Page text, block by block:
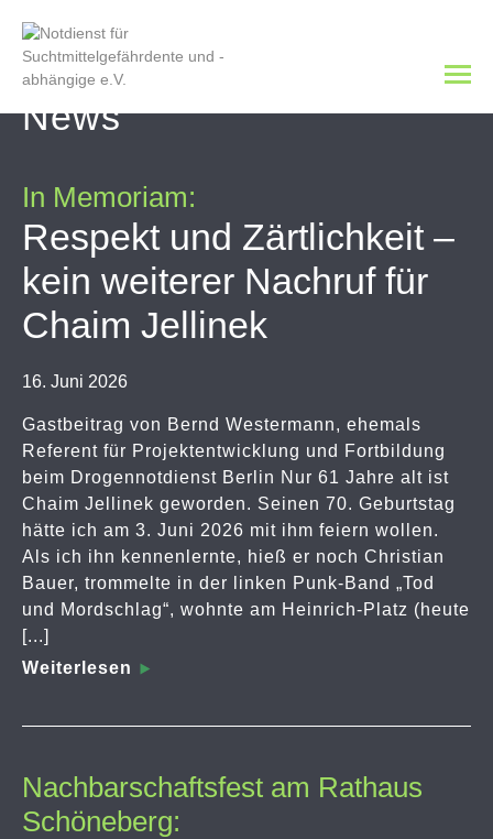
News
In Memoriam:
Respekt und Zärtlichkeit –
kein weiterer Nachruf für
Chaim Jellinek
16. Juni 2026
Gastbeitrag von Bernd Westermann, ehemals
Referent für Projektentwicklung und Fortbildung
beim Drogennotdienst Berlin Nur 61 Jahre alt ist
Chaim Jellinek geworden. Seinen 70. Geburtstag
hätte ich am 3. Juni 2026 mit ihm feiern wollen.
Als ich ihn kennenlernte, hieß er noch Christian
Bauer, trommelte in der linken Punk-Band „Tod
und Mordschlag“, wohnte am Heinrich-Platz (heute
[...]
Weiterlesen
Nachbarschaftsfest am Rathaus
Schöneberg: